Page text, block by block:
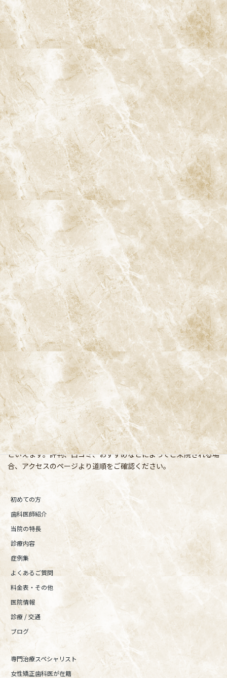
阿佐ヶ谷ことぶき歯科・矯正歯科
〒166-0004 東京都杉並区阿佐谷南3-37-14 第二北原ビル3階
阿佐ヶ谷の歯医者「阿佐ヶ谷ことぶき歯科・矯正歯科」 は、JR中
央線(快速)「阿佐ケ谷駅」徒歩0分 / JR中央/総武線「阿佐ケ谷駅」
徒歩0分 / 東京メトロ丸ノ内線「南阿佐ケ谷駅」徒歩8分の、駅す
ぐでとても通いやすい場所にある歯医者です。杉並区や中野区、新
宿、東京都内、隣接県や遠方からも患者様に来院頂きやすい環境
といえます。評判、口コミ、おすすめなどによってご来院される場
合、アクセスのページより道順をご確認ください。
初めての方
歯科医師紹介
当院の特長
診療内容
症例集
よくあるご質問
料金表・その他
医院情報
診療 / 交通
ブログ
専門治療スペシャリスト
女性矯正歯科医が在籍